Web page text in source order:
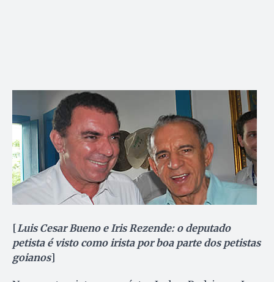
[ Luis Cesar Bueno e Iris Rezende: o deputado
petista é visto como irista por boa parte dos petistas
goianos]